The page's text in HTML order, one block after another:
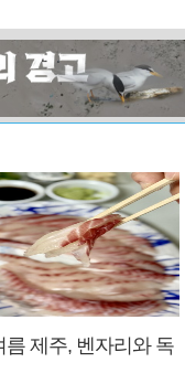
름 제주, 벤자리와 독